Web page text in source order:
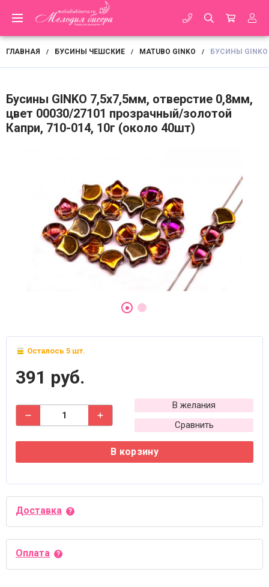
ГЛАВНАЯ / БУСИНЫ ЧЕШСКИЕ / MATUBO GINKO / БУСИНЫ
Бусины GINKO 7,5х7,5мм, отверстие 0,8мм,
цвет 00030/27101 прозрачный/золотой
Капри, 710-014, 10г (около 40шт)
Осталось 5 шт.
391 руб.
В желания
Сравнить
В корзину
Доставка
Оплата